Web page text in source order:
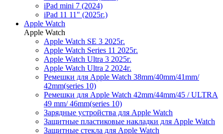
iPad mini 7 (2024)
iPad 11 11" (2025г.)
Apple Watch
Apple Watch
Apple Watch SE 3 2025г.
Apple Watch Series 11 2025г.
Apple Watch Ultra 3 2025г.
Apple Watch Ultra 2 2024г.
Ремешки для Apple Watch 38mm/40mm/41mm/
42mm(series 10)
Ремешки для Apple Watch 42mm/44mm/45 / ULTRA
49 mm/ 46mm(series 10)
Зарядные устройства для Apple Watch
Защитные пластиковые накладки для Apple Watch
Защитные стекла для Apple Watch